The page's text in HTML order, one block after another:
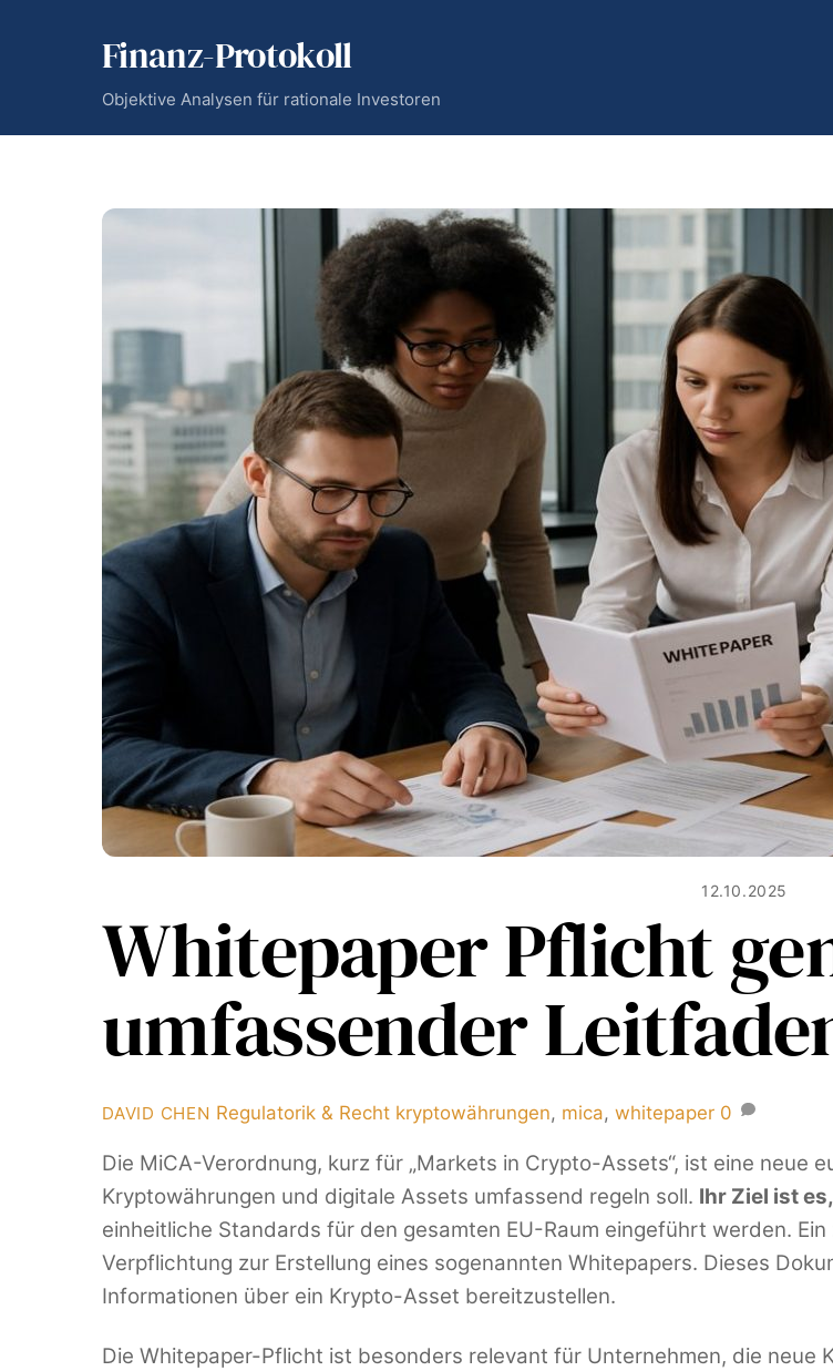
Finanz-Protokoll
Objektive Analysen für rationale Investoren
12.10.2025
Whitepaper Pflicht
umfassender
DAVID CHEN Regulatorik & Recht kryptowährungen, mica, whitepaper 0
Die MiCA-Verordnung, kurz für „Markets in Crypto-Assets“, ist eine neue
Kryptowährungen und digitale Assets umfassend regeln soll. Ihr Ziel ist
einheitliche Standards für den gesamten EU-Raum eingeführt werden.
Verpflichtung zur Erstellung eines sogenannten Whitepapers. Dieses
Informationen über ein Krypto-Asset bereitzustellen.
Die Whitepaper-Pflicht ist besonders relevant für Unternehmen, die neue